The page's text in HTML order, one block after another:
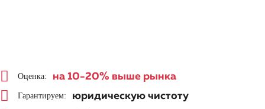
Оценка: на 10-20% выше рынка
Гарантируем: юридическую чистоту